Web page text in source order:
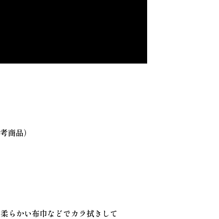
品）
らかい布巾などでカラ拭きして